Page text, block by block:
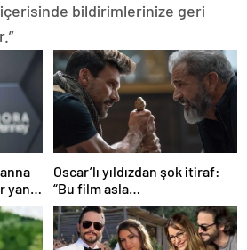
bildirimlerinize geri
yanıt
Oscar’lı yıldızdan şok itiraf:
“Bu film asla
yayınlanmamalıydı!”